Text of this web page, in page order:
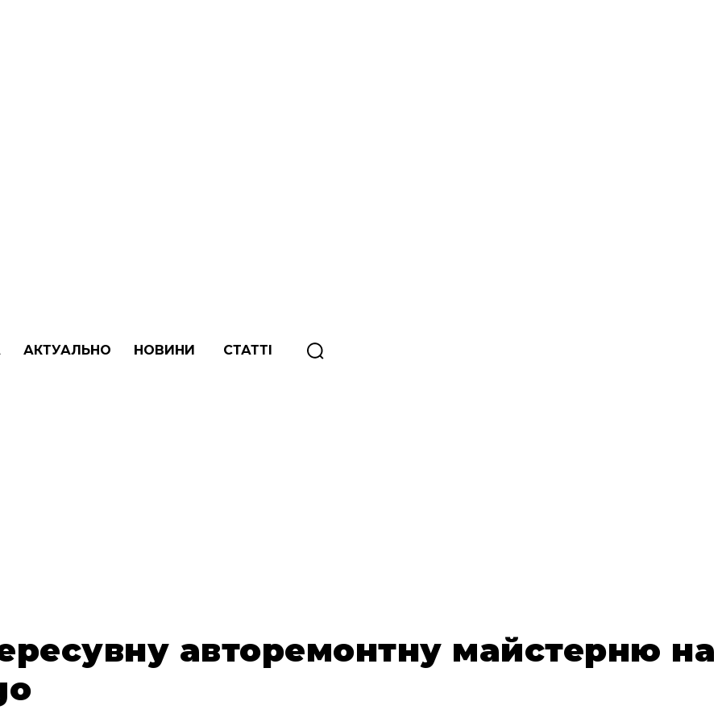
АКТУАЛЬНО НОВИНИ СТАТТІ
авторемонтну майстерню на